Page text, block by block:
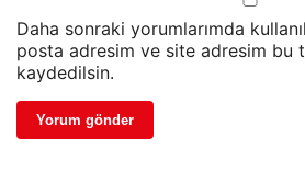
Daha sonraki yorumlarımda
posta adresim ve site adresim bu
kaydedilsin.